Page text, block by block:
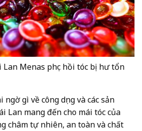
Menas phục hồi tóc bị hư tổn
gì về công dụng và các sản
Lan mang đến cho mái tóc của
châm tự nhiên, an toàn và chất